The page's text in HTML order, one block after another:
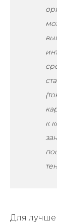
к
Для